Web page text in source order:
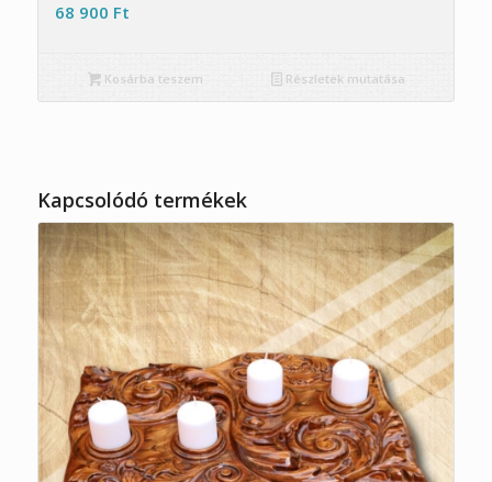
68 900 Ft
Kosárba teszem Részletek mutatása
Kapcsolódó termékek